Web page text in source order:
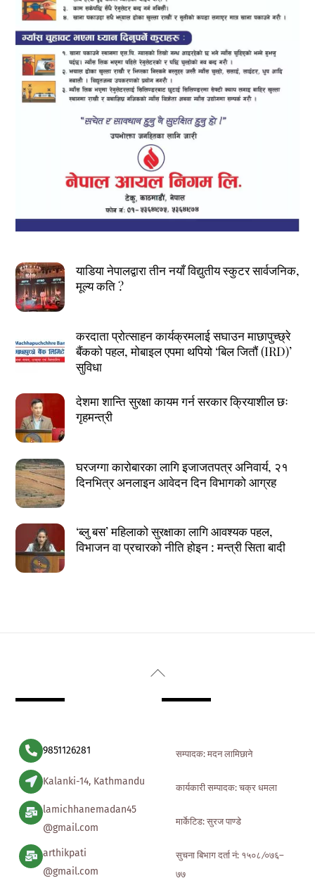
याडिया नेपालद्वारा तीन नयाँ विद्युतीय स्कुटर सार्वजनिक,
मूल्य कति ?
करदाता प्रोत्साहन कार्यक्रमलाई सघाउन माछापुच्छ्रे
बैंकको पहल, मोबाइल एपमा थपियो ‘बिल जितौं (IRD)’
सुविधा
देशमा शान्ति सुरक्षा कायम गर्न सरकार क्रियाशील छः
गृहमन्त्री
घरजग्गा कारोबारका लागि इजाजतपत्र अनिवार्य, २१
दिनभित्र अनलाइन आवेदन दिन विभागको आग्रह
‘ब्लु बस’ महिलाको सुरक्षाका लागि आवश्यक पहल,
विभाजन वा प्रचारको नीति होइन : मन्त्री सिता बादी
Back
9851126281
Kalanki-14, Kathmandu
lamichhanemadan45
@gmail.com
arthikpati
@gmail.com
सम्पादक: मदन लामिछाने
कार्यकारी सम्पादक: चक्र धमला
मार्केटिड: सुरज पाण्डे
सुचना बिभाग दर्ता नं: १५०८ ∕०७६–
७७